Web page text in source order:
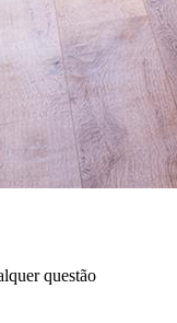
questão